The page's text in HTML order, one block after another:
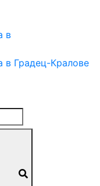
в
в Градец-Кралове